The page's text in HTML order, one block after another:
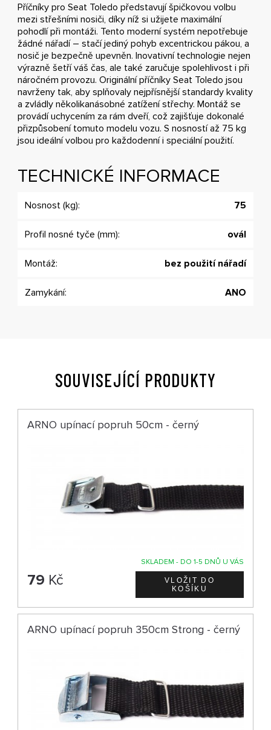
Příčníky pro Seat Toledo představují špičkovou volbu
mezi střešními nosiči, díky níž si užijete maximální
pohodlí při montáži. Tento moderní systém nepotřebuje
žádné nářadí – stačí jediný pohyb excentrickou pákou, a
nosič je bezpečně upevněn. Inovativní technologie nejen
výrazně šetří váš čas, ale také zaručuje spolehlivost i při
náročném provozu. Originální příčníky Seat Toledo jsou
navrženy tak, aby splňovaly nejpřísnější standardy kvality
a zvládly několikanásobné zatížení střechy. Montáž se
provádí uchycením za rám dveří, což zajišťuje dokonalé
přizpůsobení tomuto modelu vozu. S nosností až 75 kg
jsou ideální volbou pro každodenní i speciální použití.
TECHNICKÉ INFORMACE
Nosnost (kg): 75
Profil nosné tyče (mm): ovál
Montáž: bez použití nářadí
Zamykání: ANO
SOUVISEJÍCÍ PRODUKTY
ARNO upínací popruh 50cm - černý
SKLADEM - DO 1-5 DNŮ U VÁS
79 Kč
ARNO upínací popruh 350cm Strong - černý